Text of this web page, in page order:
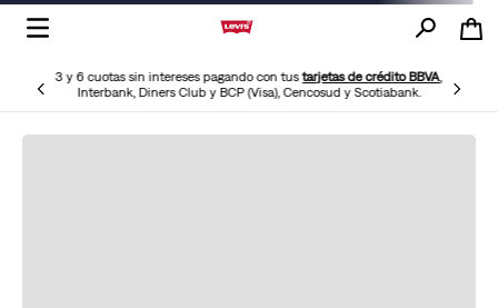
3 y 6 cuotas sin intereses pagando con tustarjetas de crédito BBVA,
Interbank, Diners Club y BCP (Visa), Cencosud y Scotiabank.